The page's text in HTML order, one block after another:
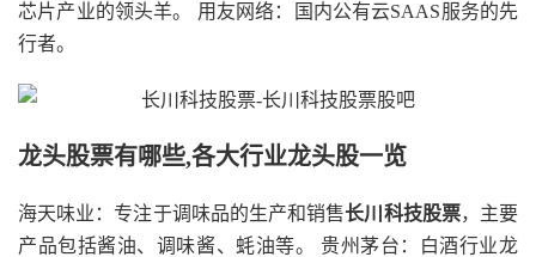
芯片产业的领头羊。 用友网络：国内公有云SAAS服务的先
行者。
龙头股票有哪些,各大行业龙头股一览
海天味业：专注于调味品的生产和销售长川科技股票，主要
产品包括酱油、调味酱、蚝油等。 贵州茅台：白酒行业龙